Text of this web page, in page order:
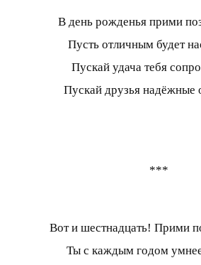
В день рожденья прими
Пусть отличным будет
Пускай удача тебя
Пускай друзья надёжные
***
Вот и шестнадцать! Прими
Ты с каждым годом